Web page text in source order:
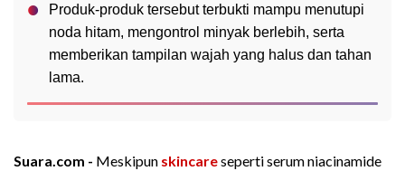
Produk-produk tersebut terbukti mampu menutupi
noda hitam, mengontrol minyak berlebih, serta
memberikan tampilan wajah yang halus dan tahan
lama.
Suara.com - Meskipun skincareseperti serum niacinamide